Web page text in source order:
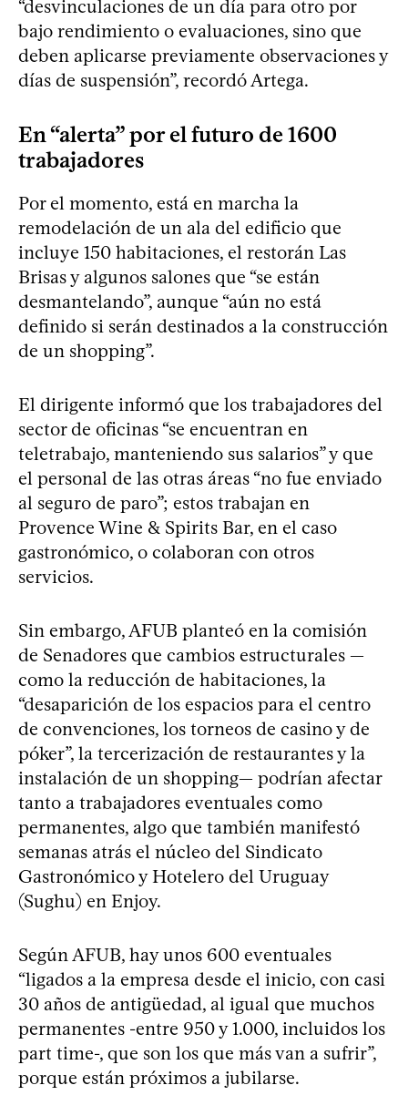
“desvinculaciones de un día para otro por
bajo rendimiento o evaluaciones, sino que
deben aplicarse previamente observaciones y
días de suspensión”, recordó Artega.
En “alerta” por el futuro de 1600
trabajadores
Por el momento, está en marcha la
remodelación de un ala del edificio que
incluye 150 habitaciones, el restorán Las
Brisas y algunos salones que “se están
desmantelando”, aunque “aún no está
definido si serán destinados a la construcción
de un shopping”.
El dirigente informó que los trabajadores del
sector de oficinas “se encuentran en
teletrabajo, manteniendo sus salarios” y que
el personal de las otras áreas “no fue enviado
al seguro de paro”; estos trabajan en
Provence Wine & Spirits Bar, en el caso
gastronómico, o colaboran con otros
servicios.
Sin embargo, AFUB planteó en la comisión
de Senadores que cambios estructurales —
como la reducción de habitaciones, la
“desaparición de los espacios para el centro
de convenciones, los torneos de casino y de
póker”, la tercerización de restaurantes y la
instalación de un shopping— podrían afectar
tanto a trabajadores eventuales como
permanentes, algo que también manifestó
semanas atrás el núcleo del Sindicato
Gastronómico y Hotelero del Uruguay
(Sughu) en Enjoy.
Según AFUB, hay unos 600 eventuales
“ligados a la empresa desde el inicio, con casi
30 años de antigüedad, al igual que muchos
permanentes -entre 950 y 1.000, incluidos los
part time-, que son los que más van a sufrir”,
porque están próximos a jubilarse.